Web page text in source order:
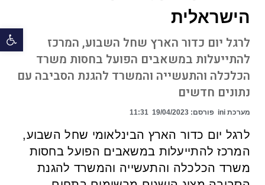
הישראלית
לרגל יום כדור הארץ שחל השבוע, המרכז
להתייעלות במשאבים הפועל בחסות משרד
הכלכלה והתעשייה והמשרד להגנת הסביבה עם
נתונים חדשים
מערכת ini פורסם: 11:31
לרגל יום כדור הארץ הבינלאומי שחל השבוע,
המרכז להתייעלות במשאבים הפועל בחסות
משרד הכלכלה והתעשייה והמשרד להגנת